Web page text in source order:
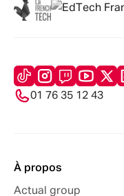
01 76 35 12 43
À propos
Actual group